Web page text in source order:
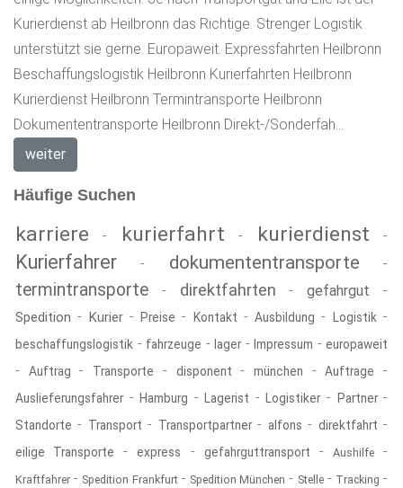
Kurierdienst ab Heilbronn das Richtige. Strenger Logistik
unterstützt sie gerne. Europaweit. Expressfahrten Heilbronn
Beschaffungslogistik Heilbronn Kurierfahrten Heilbronn
Kurierdienst Heilbronn Termintransporte Heilbronn
Dokumententransporte Heilbronn Direkt-/Sonderfah...
weiter
Häufige Suchen
karriere - kurierfahrt - kurierdienst -
Kurierfahrer - dokumententransporte -
termintransporte - direktfahrten -gefahrgut -
Spedition - Kurier-Preise - Kontakt -Ausbildung - Logistik-
beschaffungslogistik - fahrzeuge - lager- Impressum - europaweit
- Auftrag - Transporte - disponent - münchen -Auftrage -
Auslieferungsfahrer-Hamburg - Lagerist - Logistiker- Partner-
Standorte - Transport - Transportpartner- alfons - direktfahrt -
eilige Transporte -express - gefahrguttransport - Aushilfe-
Kraftfahrer - Spedition Frankfurt- Spedition München - Stelle- Tracking -